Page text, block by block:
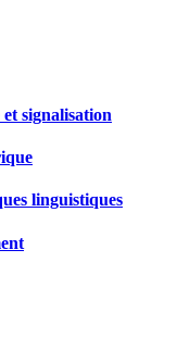
signalisation
linguistiques